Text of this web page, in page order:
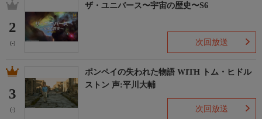
2
(-)
ザ・ユニバース〜宇宙の歴史〜S6
次回放送
3
(-)
ポンペイの失われた物語 WITH トム・ヒドル
ストン 声:平川大輔
次回放送